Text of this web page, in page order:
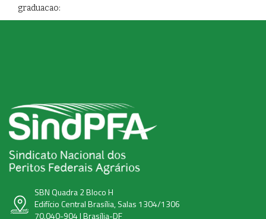
graduacao:
SBN Quadra 2 Bloco H
Edifício Central Brasília, Salas 1304/1306
70.040-904 | Brasília-DF